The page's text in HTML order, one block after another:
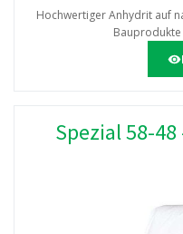
Hochwertiger Anhydrit auf
Bauprodukte
Spezial 58-